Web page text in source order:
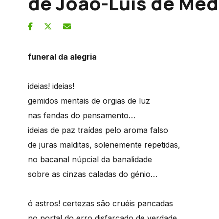
funeral da alegria
ideias! ideias!
gemidos mentais de orgias de luz
nas fendas do pensamento…
ideias de paz traídas pelo aroma falso
de juras malditas, solenemente repetidas,
no bacanal núpcial da banalidade
sobre as cinzas caladas do génio…
ó astros! certezas são cruéis pancadas